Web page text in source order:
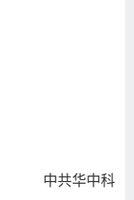
中科